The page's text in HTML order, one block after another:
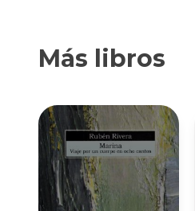
Más libros